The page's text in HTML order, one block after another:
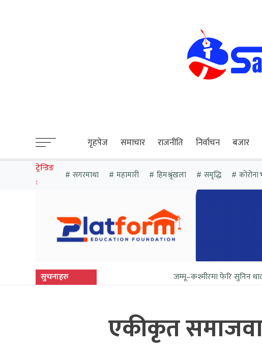
गृहपेज समाचार राजनीति निर्वाचन बजार
ट्रेन्डिङ
:
सगरमाथा महामारी हिमश्रृंखला समृद्धि
सुचनाहरु जम्मू–कश्मीरमा फेरि सुनिन थाल्यो गोली र
एकीकृत